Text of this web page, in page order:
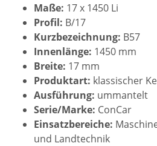
Maße: 17 x 1450 Li
Profil: B/17
Kurzbezeichnung: B57
Innenlänge: 1450 mm
Breite: 17 mm
Produktart: klassischer
Ausführung: ummantelt
Serie/Marke: ConCar
Einsatzbereiche:
und Landtechnik